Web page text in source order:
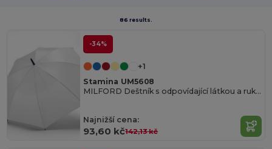
86 results.
-34%
+1
Stamina UM5608
MILFORD Deštník s odpovídající látkou a rukojetí
Najnižší cena:
93,60 kč142,13 kč